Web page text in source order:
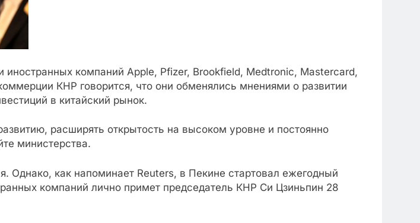
компаний Apple, Pfizer, Brookfield, Medtronic, Mastercard,
КНР говорится, что они обменялись мнениями о развитии
в китайский рынок.
расширять открытость на высоком уровне и постоянно
министерства.
Однако, как напоминает Reuters, в Пекине стартовал ежегодный
компаний лично примет председатель КНР Си Цзиньпин 28